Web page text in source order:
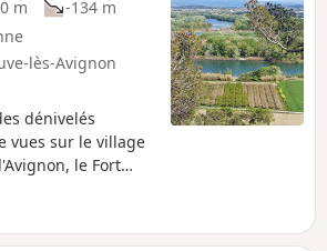
m
-134 m
lès-Avignon
dénivelés
vues sur le village
le Fort